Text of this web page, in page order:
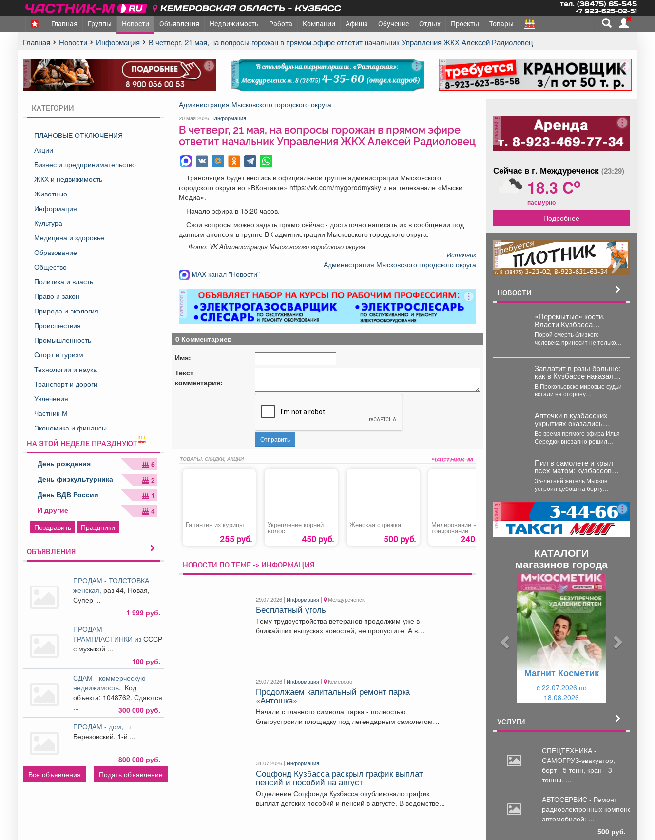
КЕМЕРОВСКАЯ ОБЛАСТЬ - КУЗБАСС тел. (38475) 65-545
+7 923-625-02-51
Главная Группы Новости Объявления Недвижимость Работа Компании Афиша Обучение Отдых Проекты Товары
Главная Новости Информация В четверг, 21 мая, на вопросы горожан в прямом эфире ответит начальник Управления ЖКХ Алексей Радиоловец
реклама реклама реклама
КАТЕГОРИИ
ПЛАНОВЫЕ ОТКЛЮЧЕНИЯ
Акции
Бизнес и предпринимательство
ЖКХ и недвижимость
Животные
Информация
Культура
Медицина и здоровье
Образование
Общество
Политика и власть
Право и закон
Природа и экология
Происшествия
Промышленность
Спорт и туризм
Технологии и наука
Транспорт и дороги
Увлечения
Частник-М
Экономика и финансы
НА ЭТОЙ НЕДЕЛЕ ПРАЗДНУЮТ
День рождения
6
День физкультурника
2
День ВДВ России
1
И другие
4
Поздравить
Праздники
ОБЪЯВЛЕНИЯ
ПРОДАМ - ТОЛСТОВКА
женская, раз 44, Новая,
Супер ...
1 999 руб.
ПРОДАМ -
ГРАМПЛАСТИНКИ изСССР
с музыкой ...
100 руб.
СДАМ - коммерческую
недвижимость, Код
объекта: 1048762. Сдаются
...
300 000 руб.
ПРОДАМ - дом,
г
Березовский, 1-й ...
800 000 руб.
Все объявления
Подать объявление
Администрация Мысковского городского округа
20 мая 2026 Информация
В четверг, 21 мая, на вопросы горожан в прямом эфире
ответит начальник Управления ЖКХ Алексей Радиоловец
Трансляция будет вестись в официальной группе администрации Мысковского
городского округа во «ВКонтакте» https://vk.com/mygorodmysky и на телеканале «Мыски
Медиа».
Начало эфира в 15:20 часов.
Свои вопросы можно задать прямо сейчас - достаточно написать их в сообщении под
данным анонсом в группе ВК администрации Мысковского городского округа.
Фото: VK Администрация Мысковского городского округа
Источник
Администрация Мысковского городского округа
MAX-канал "Новости"
реклама
0 Комментариев
Имя:
Текст
комментария:
Отправить
ТОВАРЫ, СКИДКИ, АКЦИИ
Галантин из курицы
255 руб.
Укрепление корней
волос
450 руб.
Женская стрижка
500 руб.
Мелирование +
тонирование
2400 руб.
Парафинотерапия ног
300 руб.
Подарочный
сертификат
500
НОВОСТИ ПО ТЕМЕ -> ИНФОРМАЦИЯ
29.07.2026 | Информация | Междуреченск
Бесплатный уголь
Тему трудоустройства ветеранов продолжим уже в
ближайших выпусках новостей, не пропустите. А в
29.07.2026 | Информация | Кемерово
Продолжаем капитальный ремонт парка
«Антошка»
Начали с главного символа парка - полностью
благоустроили площадку под легендарным самолетом
31.07.2026 | Информация
Соцфонд Кузбасса раскрыл график выплат
пенсий и пособий на август
Отделение Соцфонда Кузбасса опубликовало график
выплат детских пособий и пенсий в августе. В ведомстве...
реклама
Сейчас в г. Междуреченск (23:29)
18.3 Co
пасмурно
Подробнее
реклама
НОВОСТИ
«Перемытые» кости.
Власти Кузбасса
ответили на главные
вопросы про кладбища
Порой смерть близкого
человека приносит не только
трудности с тем,...
Заплатит в разы больше:
как в Кузбассе наказали
магазин за отказ принять
шубу обратно
В Прокопьевске мировые судьи
встали на сторону
вернуть продавцу верхнюю...
Аптечки в кузбасских
укрытиях оказались
недоукомплектованы
Во время прямого эфира Илья
Середюк внезапно решил
Пил в самолете и крыл
всех матом: кузбассовец
устроил дебош на рейсе
из Петербурга
35-летний житель Мысков
устроил дебош на борту
Санкт-Петербурга в
Новокузнецк. Мужчина пил...
реклама
КАТАЛОГИ
магазинов города
Магнит Косметик
c 22.07.2026 по
18.08.2026
УСЛУГИ
СПЕЦТЕХНИКА -
САМОГРУЗ-эвакуатор,
борт - 5 тонн, кран - 3
тонны. ...
АВТОСЕРВИС - Ремонт
радиоэлектронных компонентов
автомобилей: ...
500 руб.